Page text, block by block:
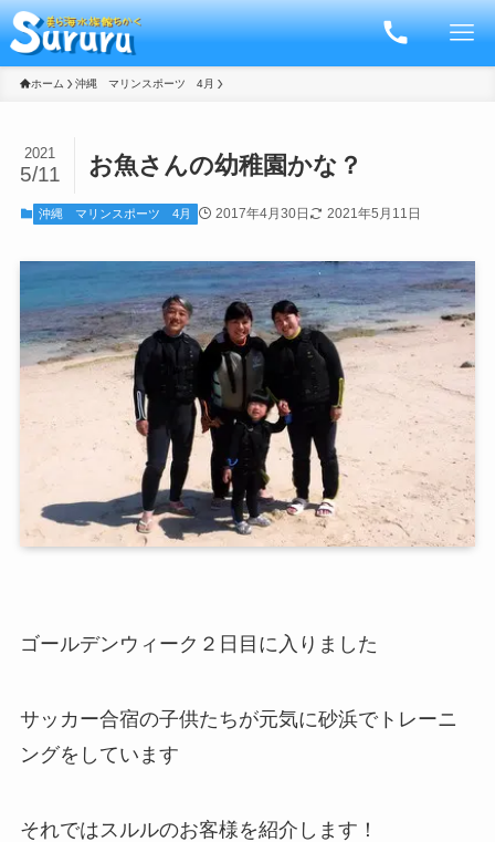
ホーム 沖縄 マリンスポーツ 4月
お魚さんの幼稚園かな？
2021
5/11
沖縄 マリンスポーツ 4月 2017年4月30日 2021年5月11日
ゴールデンウィーク２日目に入りました
サッカー合宿の子供たちが元気に砂浜でトレーニ
ングをしています
それではスルルのお客様を紹介します！